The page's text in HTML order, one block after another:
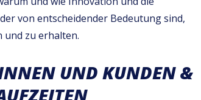
von entscheidender Bedeutung sind,
und zu erhalten.
UND KUNDEN &